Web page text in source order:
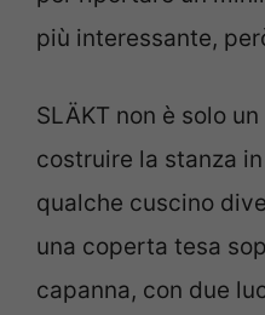
più interessante,
SLÄKT non è solo
costruire la stanza
qualche cuscino
una coperta tesa
capanna, con due